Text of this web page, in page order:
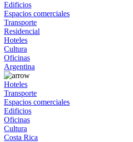
Edificios
Espacios comerciales
Transporte
Residencial
Hoteles
Cultura
Oficinas
Argentina
Hoteles
Transporte
Espacios comerciales
Edificios
Oficinas
Cultura
Costa Rica